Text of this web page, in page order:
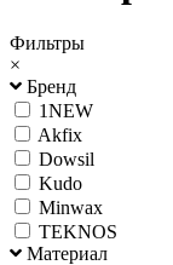
Фильтры
×
Бренд
1NEW
Akfix
Dowsil
Kudo
Minwax
TEKNOS
Материал